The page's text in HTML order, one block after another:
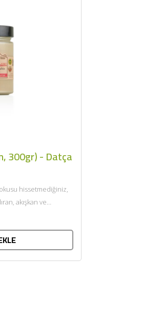
300gr) - Datça
hissetmediğiniz,
akışkan ve